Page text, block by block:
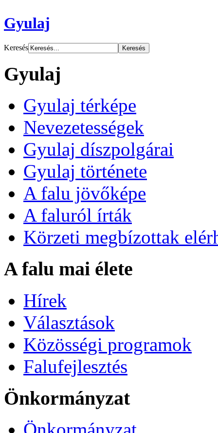
Gyulaj
Keresés
Gyulaj
Gyulaj térképe
Nevezetességek
Gyulaj díszpolgárai
Gyulaj története
A falu jövőképe
A faluról írták
Körzeti megbízottak
A falu mai élete
Hírek
Választások
Közösségi programok
Falufejlesztés
Önkormányzat